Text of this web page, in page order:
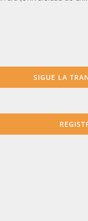
SIGUE LA